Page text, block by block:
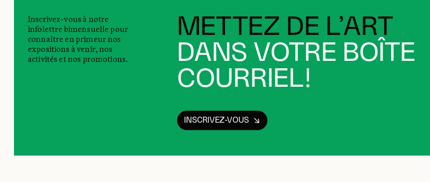
METTEZ DE L’ART
DANS VOTRE BOÎTE
COURRIEL!
Inscrivez-vous à notre
infolettre bimensuelle pour
connaître en primeur nos
expositions à venir, nos
activités et nos promotions.
INSCRIVEZ-VOUS